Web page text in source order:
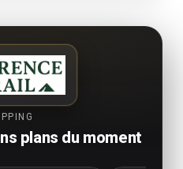
plans du moment